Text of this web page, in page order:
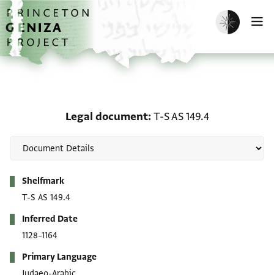
Skip to main content
home
Enable dark
Legal document T-S AS 149.4
Shelfmark
T-S AS 149.4
Inferred Date
1128–1164
Primary Language